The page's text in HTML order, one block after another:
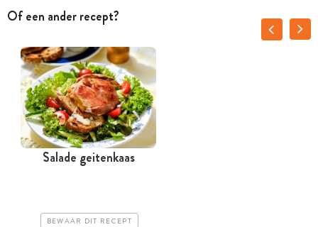
Of een ander recept?
Salade geitenkaas
BEWAAR DIT RECEPT